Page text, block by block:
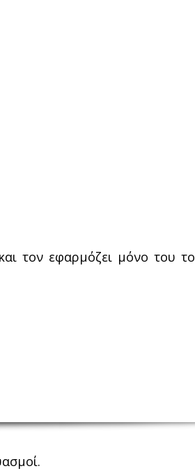
τον εφαρμόζει μόνο του το